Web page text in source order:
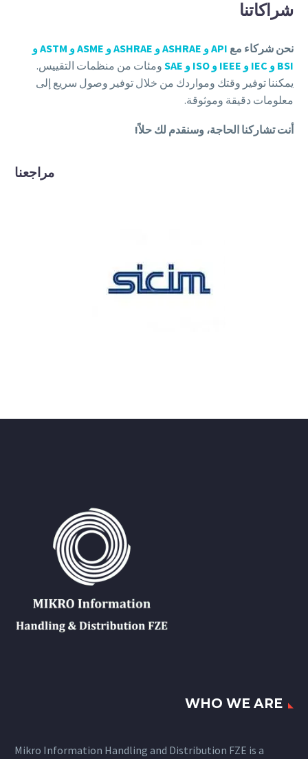
شراكاتنا
نحن شركاء مع
API و ASHRAE و ASHRAE و ASME و ASTM و
BSI و IEC و IEEE و ISO و SAE
ومئات من منظمات التقييس.
يمكننا توفير وقتك ومواردك من خلال توفير وصول سريع إلى
معلومات دقيقة وموثوقة.
أنت تشاركنا الحاجة، وسنقدم لك حلاً!
مراجعنا
WHO WE ARE
Mikro Information Handling and Distribution FZE is a